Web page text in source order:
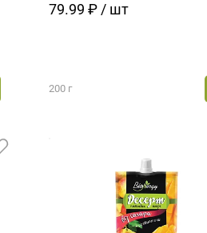
79.99 ₽ / шт
200 г